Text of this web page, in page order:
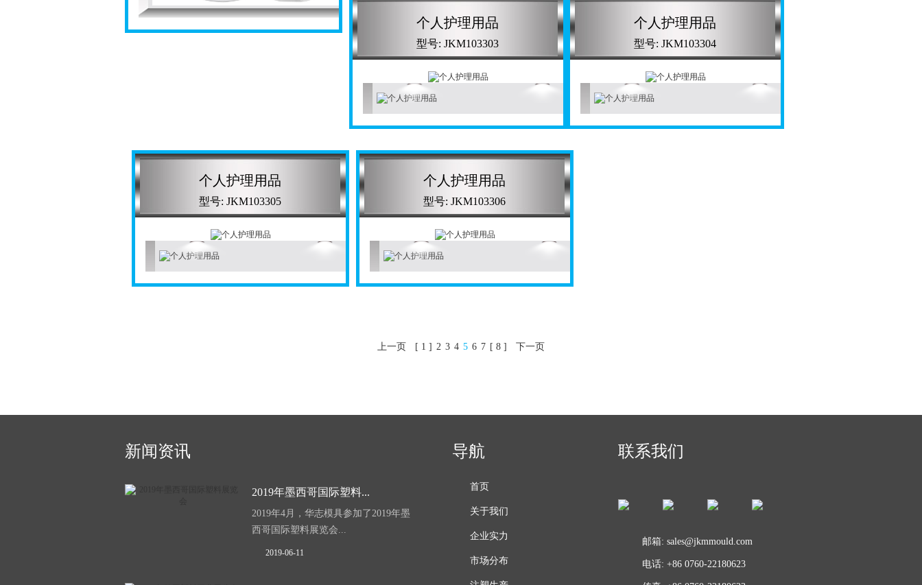
个人护理用品
型号: JKM103303
个人护理用品
型号: JKM103304
个人护理用品
型号: JKM103305
个人护理用品
型号: JKM103306
上一页 [ 1 ] 2 3 4 5 6 7 [ 8 ] 下一页
新闻资讯
2019年墨西哥国际塑料...
2019年4月，华志模具参加了2019年墨
西哥国际塑料展览会...
2019-06-11
导航
首页
关于我们
企业实力
市场分布
联系我们
邮箱: sales@jkmmould.com
电话: +86 0760-22180623